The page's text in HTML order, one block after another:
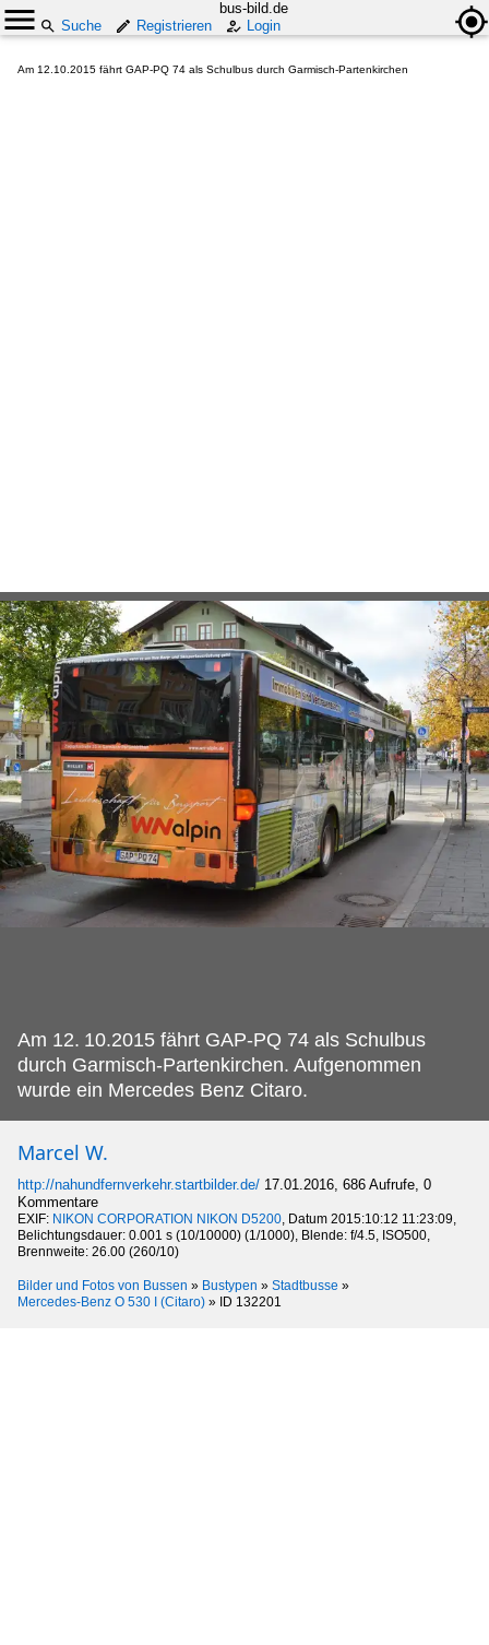
bus-bild.de
Suche
Registrieren Login
Am 12.10.2015 fährt GAP-PQ 74 als Schulbus durch Garmisch-Partenkirchen
Am 12. 10.2015 fährt GAP-PQ 74 als Schulbus
durch Garmisch-Partenkirchen. Aufgenommen
wurde ein Mercedes Benz Citaro.
Marcel W.
http://nahundfernverkehr.startbilder.de/ 17.01.2016, 686 Aufrufe, 0
Kommentare
EXIF: NIKON CORPORATION NIKON D5200, Datum 2015:10:12 11:23:09,
Belichtungsdauer: 0.001 s (10/10000) (1/1000), Blende: f/4.5, ISO500,
Brennweite: 26.00 (260/10)
Bilder und Fotos von Bussen » Bustypen » Stadtbusse »
Mercedes-Benz O 530 I (Citaro) » ID 132201